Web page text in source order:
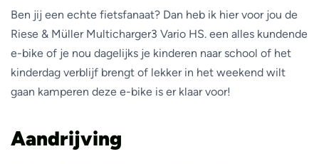
Ben jij een echte fietsfanaat? Dan heb ik hier voor jou de
Riese & Müller Multicharger3 Vario HS. een alles kundende
e-bike of je nou dagelijks je kinderen naar school of het
kinderdag verblijf brengt of lekker in het weekend wilt
gaan kamperen deze e-bike is er klaar voor!
Aandrijving